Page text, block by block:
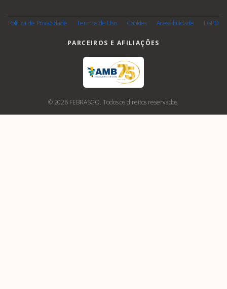
Política de Privacidade Termos de Uso Cookies Acessibilidade LGPD
PARCEIROS E AFILIAÇÕES
© 2026 FEBRASGO. Todos os direitos reservados.